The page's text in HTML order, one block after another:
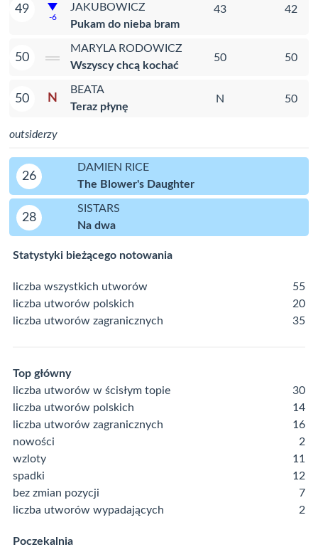
49
-6
JAKUBOWICZ
Pukam do nieba bram
43 42
50
MARYLA RODOWICZ
Wszyscy chcą kochać
50 50
50 N
BEATA
Teraz płynę
N 50
outsiderzy
26
DAMIEN RICE
The Blower's Daughter
28
SISTARS
Na dwa
Statystyki bieżącego notowania
liczba wszystkich utworów
55
liczba utworów polskich
20
liczba utworów zagranicznych
35
Top główny
liczba utworów w ścisłym topie
30
liczba utworów polskich
14
liczba utworów zagranicznych
16
nowości
2
wzloty
11
spadki
12
bez zmian pozycji
7
liczba utworów wypadających
2
Poczekalnia